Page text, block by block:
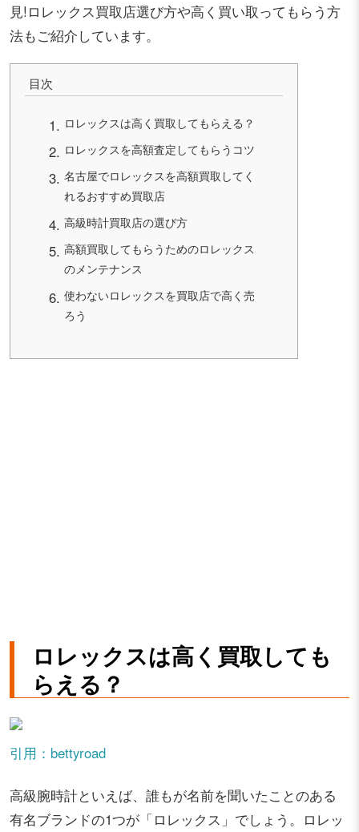
見!ロレックス買取店選び方や高く買い取ってもらう方
法もご紹介しています。
目次
ロレックスは高く買取してもらえる？
ロレックスを高額査定してもらうコツ
名古屋でロレックスを高額買取してく
れるおすすめ買取店
高級時計買取店の選び方
高額買取してもらうためのロレックス
のメンテナンス
使わないロレックスを買取店で高く売
ろう
ロレックスは高く買取しても
らえる？
引用：bettyroad
高級腕時計といえば、誰もが名前を聞いたことのある
有名ブランドの1つが「ロレックス」でしょう。ロレッ